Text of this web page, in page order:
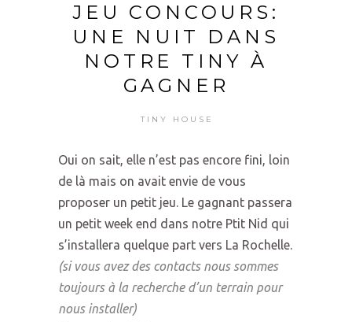
JEU CONCOURS:
UNE NUIT DANS
NOTRE TINY À
GAGNER
TINY HOUSE
Oui on sait, elle n’est pas encore fini, loin
de là mais on avait envie de vous
proposer un petit jeu. Le gagnant passera
un petit week end dans notre Ptit Nid qui
s’installera quelque part vers La Rochelle.
(si vous avez des contacts nous sommes
toujours à la recherche d’un terrain pour
nous installer)